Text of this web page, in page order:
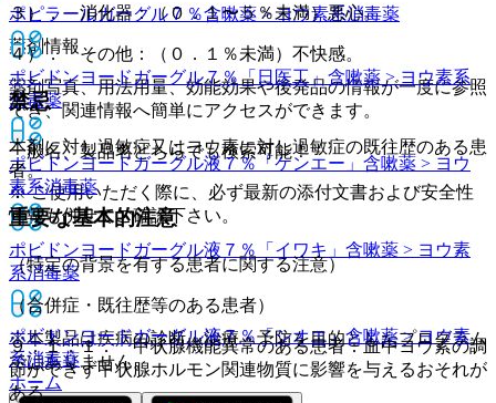
ポピラールガーグル７％含嗽薬 > ヨウ素系消毒薬
ポビドンヨードガーグル７％「日医工」含嗽薬 > ヨウ素系
消毒薬
ポビドンヨードガーグル液７％「ケンエー」 含嗽薬 > ヨウ
素系消毒薬
ポビドンヨードガーグル液７％「イワキ」 含嗽薬 > ヨウ素
系消毒薬
ポビドンヨードガーグル液７％「シオエ」含嗽薬 > ヨウ素
系消毒薬
ホーム
３）． 消化器：（０．１〜５％未満）悪心。
４）． その他：（０．１％未満）不快感。
禁忌
本剤に対し過敏症又はヨウ素に対し過敏症の既往歴のある患
者。
重要な基本的注意
（特定の背景を有する患者に関する注意）
（合併症・既往歴等のある患者）
９．１．１． 甲状腺機能異常のある患者：血中ヨウ素の調
節ができず甲状腺ホルモン関連物質に影響を与えるおそれが
ある。
薬剤情報
薬剤写真、用法用量、効能効果や後発品の情報が一度に参照
でき、関連情報へ簡単にアクセスができます。
一般名、製品名どちらでも検索可能！
※ ご使用いただく際に、必ず最新の添付文書および安全性
情報も併せてご確認下さい。
※本製品は疾病の診断・治療・予防を目的としたプログラム
ではありません。